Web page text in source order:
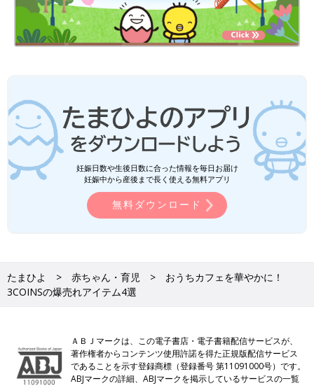
妊娠日数や生後日数に合った情報を毎日お届け
妊娠中から産後まで長く使える無料アプリ
無料ダウンロード
たまひよ 赤ちゃん・育児
おうちカフェを華やかに！
3COINSの爆売れアイテム4選
ＡＢＪマークは、この電子書店・電子書籍配信サービスが、
著作権者からコンテンツ使用許諾を得た正規版配信サービス
であることを示す登録商標（登録番号 第11091000号）です。
ABJマークの詳細、ABJマークを掲示しているサービスの一覧